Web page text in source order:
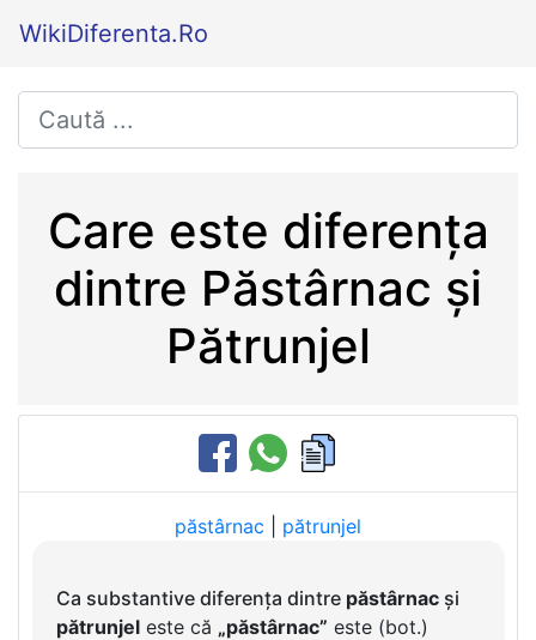
WikiDiferenta.Ro
Care este diferența
dintre Păstârnac și
Pătrunjel
păstârnac pătrunjel
Ca substantive diferența dintre păstârnacși
pătrunjeleste că „păstârnac” este (bot.)